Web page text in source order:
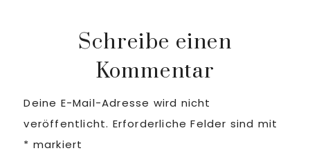
Leser-
Interaktionen
Schreibe einen
Kommentar
Deine E-Mail-Adresse wird nicht
veröffentlicht. Erforderliche Felder sind mit
* markiert